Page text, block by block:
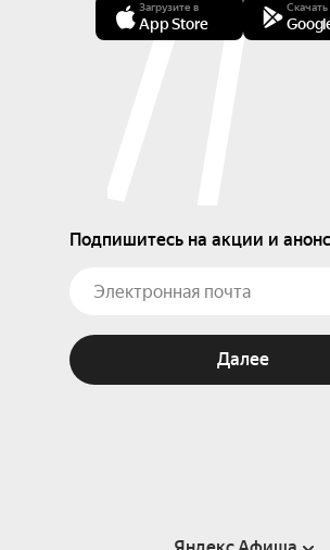
Загрузите в
App Store
Скачать
Подпишитесь на акции и
Далее